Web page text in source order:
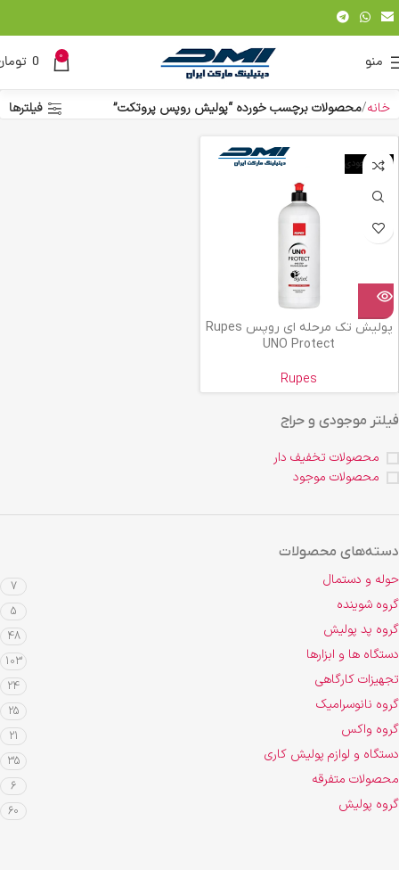
منو 0
0
فیلتر موجودی و حراج
محصولات تخفیف دار
محصولات موجود
دسته‌های محصولات
حوله و دستمال 7
گروه شوینده 5
گروه پد پولیش 48
دستگاه ها و ابزارها 103
تجهیزات کارگاهی 24
گروه نانوسرامیک 25
گروه واکس 21
دستگاه و لوازم پولیش کاری 35
محصولات متفرقه 6
گروه پولیش 60
خانه محصولات برچسب خورده “پولیش روپس پروتکت” فیلترها
اتمام موجودی
پولیش تک مرحله ای روپس Rupes
UNO Protect
Rupes